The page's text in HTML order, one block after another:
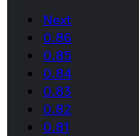
Next
0.86
0.85
0.84
0.83
0.82
0.81